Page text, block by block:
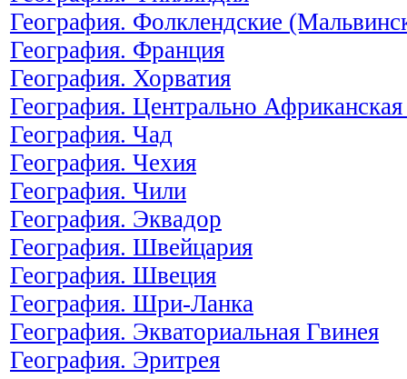
География. Фолклендские
География. Франция
География. Хорватия
География. Центрально
География. Чад
География. Чехия
География. Чили
География. Эквадор
География. Швейцария
География. Швеция
География. Шри-Ланка
География. Экваториальная Гвинея
География. Эритрея